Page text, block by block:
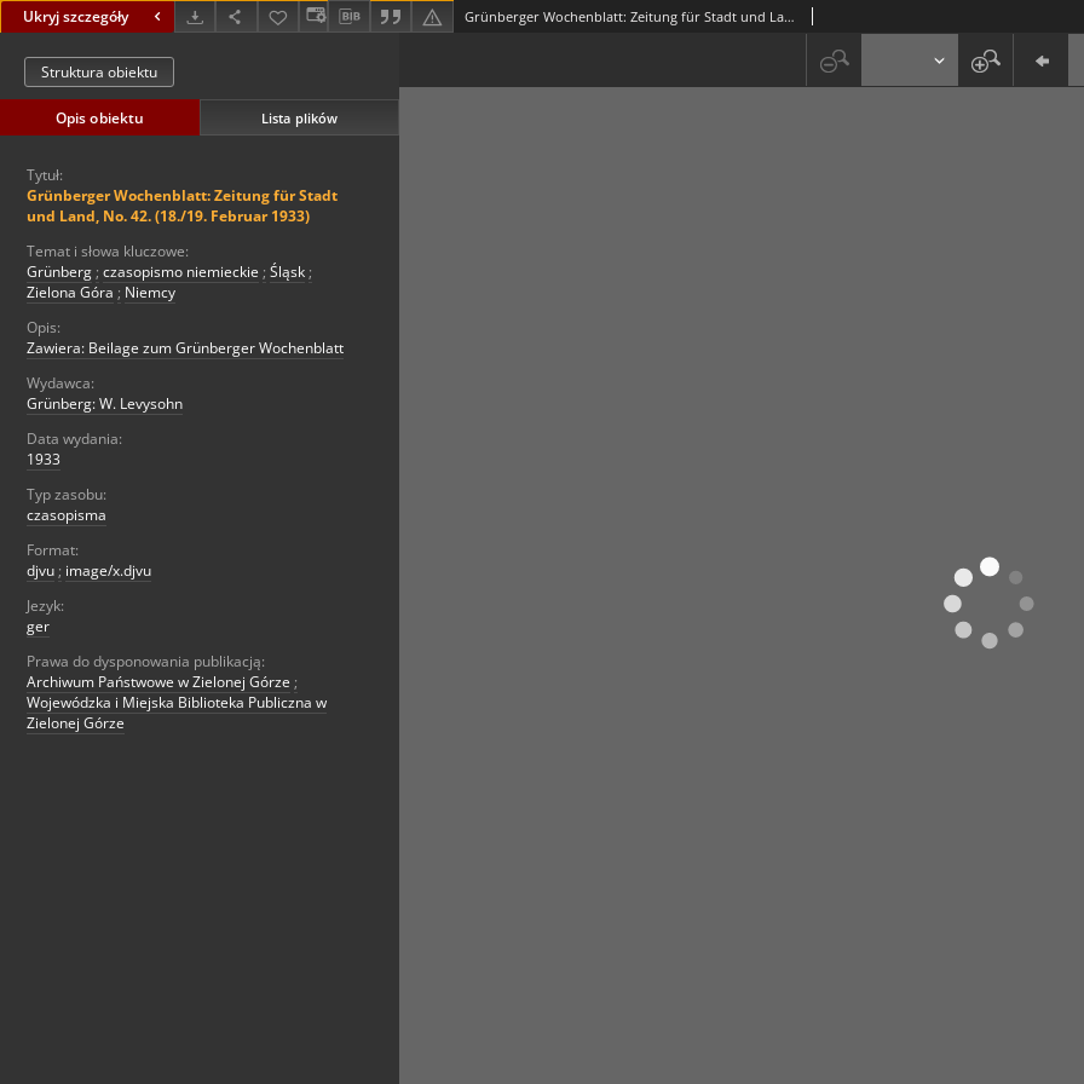
Ukryj szczegóły Grünberger Wochenblatt: Zeitung für Stadt und Land, No. 42. (18./19. Februar 1933)
Struktura obiektu
Opis obiektu Lista plików
Tytuł:
Grünberger Wochenblatt: Zeitung für Stadt
und Land, No. 42. (18./19. Februar 1933)
Temat i słowa kluczowe:
Grünberg ; czasopismo niemieckie ; Śląsk ;
Zielona Góra ; Niemcy
Opis:
Zawiera: Beilage zum Grünberger Wochenblatt
Wydawca:
Grünberg: W. Levysohn
Data wydania:
1933
Typ zasobu:
czasopisma
Format:
djvu ; image/x.djvu
Jezyk:
ger
Prawa do dysponowania publikacją:
Archiwum Państwowe w Zielonej Górze ;
Wojewódzka i Miejska Biblioteka Publiczna w
Zielonej Górze